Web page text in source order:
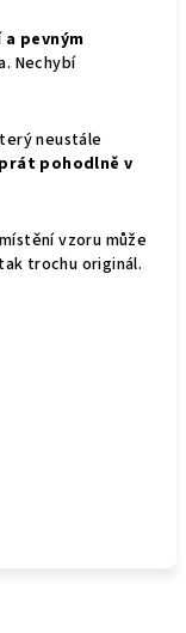
pevným
Nechybí
neustále
prát pohodlně v
vzoru může
trochu originál.